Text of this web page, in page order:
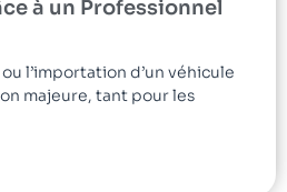
à un Professionnel
l’importation d’un véhicule
majeure, tant pour les